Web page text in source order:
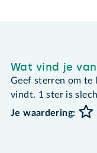
Wat vind je
Geef sterren om te
vindt. 1 ster is
Je waardering: